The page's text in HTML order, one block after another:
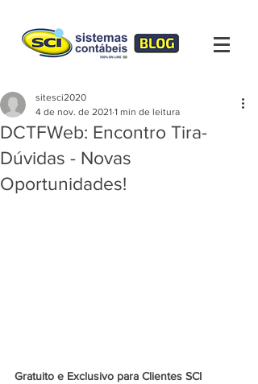
DCTFWeb: Encontro Tira-
Dúvidas - Novas
Oportunidades!
sitesci2020
4 de nov. de 2021 1 min de leitura
Gratuito e Exclusivo para Clientes SCI